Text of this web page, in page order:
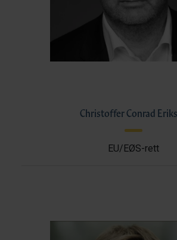
Christoffer Conrad
EU/EØS-rett